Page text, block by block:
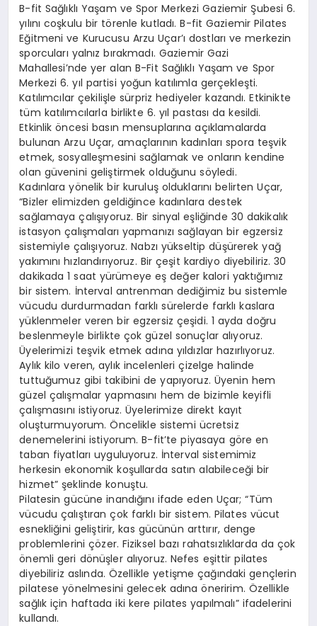
B-fit Sağlıklı Yaşam ve Spor Merkezi Gaziemir Şubesi 6.
yılını coşkulu bir törenle kutladı. B-fit Gaziemir Pilates
Eğitmeni ve Kurucusu Arzu Uçar’ı dostları ve merkezin
sporcuları yalnız bırakmadı. Gaziemir Gazi
Mahallesi’nde yer alan B-Fit Sağlıklı Yaşam ve Spor
Merkezi 6. yıl partisi yoğun katılımla gerçekleşti.
Katılımcılar çekilişle sürpriz hediyeler kazandı. Etkinikte
tüm katılımcılarla birlikte 6. yıl pastası da kesildi.
Etkinlik öncesi basın mensuplarına açıklamalarda
bulunan Arzu Uçar, amaçlarının kadınları spora teşvik
etmek, sosyalleşmesini sağlamak ve onların kendine
olan güvenini geliştirmek olduğunu söyledi.
Kadınlara yönelik bir kuruluş olduklarını belirten Uçar,
“Bizler elimizden geldiğince kadınlara destek
sağlamaya çalışıyoruz. Bir sinyal eşliğinde 30 dakikalık
istasyon çalışmaları yapmanızı sağlayan bir egzersiz
sistemiyle çalışıyoruz. Nabzı yükseltip düşürerek yağ
yakımını hızlandırıyoruz. Bir çeşit kardiyo diyebiliriz. 30
dakikada 1 saat yürümeye eş değer kalori yaktığımız
bir sistem. İnterval antrenman dediğimiz bu sistemle
vücudu durdurmadan farklı sürelerde farklı kaslara
yüklenmeler veren bir egzersiz çeşidi. 1 ayda doğru
beslenmeyle birlikte çok güzel sonuçlar alıyoruz.
Üyelerimizi teşvik etmek adına yıldızlar hazırlıyoruz.
Aylık kilo veren, aylık incelenleri çizelge halinde
tuttuğumuz gibi takibini de yapıyoruz. Üyenin hem
güzel çalışmalar yapmasını hem de bizimle keyifli
çalışmasını istiyoruz. Üyelerimize direkt kayıt
oluşturmuyorum. Öncelikle sistemi ücretsiz
denemelerini istiyorum. B-fit’te piyasaya göre en
taban fiyatları uyguluyoruz. İnterval sistemimiz
herkesin ekonomik koşullarda satın alabileceği bir
hizmet” şeklinde konuştu.
Pilatesin gücüne inandığını ifade eden Uçar; “Tüm
vücudu çalıştıran çok farklı bir sistem. Pilates vücut
esnekliğini geliştirir, kas gücünün arttırır, denge
problemlerini çözer. Fiziksel bazı rahatsızlıklarda da çok
önemli geri dönüşler alıyoruz. Nefes eşittir pilates
diyebiliriz aslında. Özellikle yetişme çağındaki gençlerin
pilatese yönelmesini gelecek adına öneririm. Özellikle
sağlık için haftada iki kere pilates yapılmalı” ifadelerini
kullandı.